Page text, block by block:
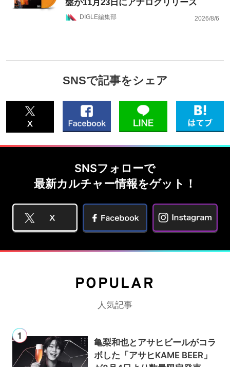
盤が11月23日にアナログリリース
DIGLE編集部 2026/8/6
SNSで記事をシェア
SNSフォローで
最新カルチャー情報をゲット！
POPULAR
人気記事
亀梨和也とアサヒビールがコラ
ボした「アサヒKAME BEER」